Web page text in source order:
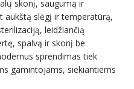
skonį, saugumą ir
aukštą slėgį ir temperatūrą,
leidžiančią
spalvą ir skonį be
sprendimas tiek
gamintojams, siekiantiems